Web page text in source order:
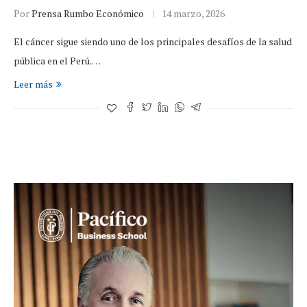
PorPrensa Rumbo Económico 14 marzo, 2026
El cáncer sigue siendo uno de los principales desafíos de la salud
pública en el Perú.…
Leer más